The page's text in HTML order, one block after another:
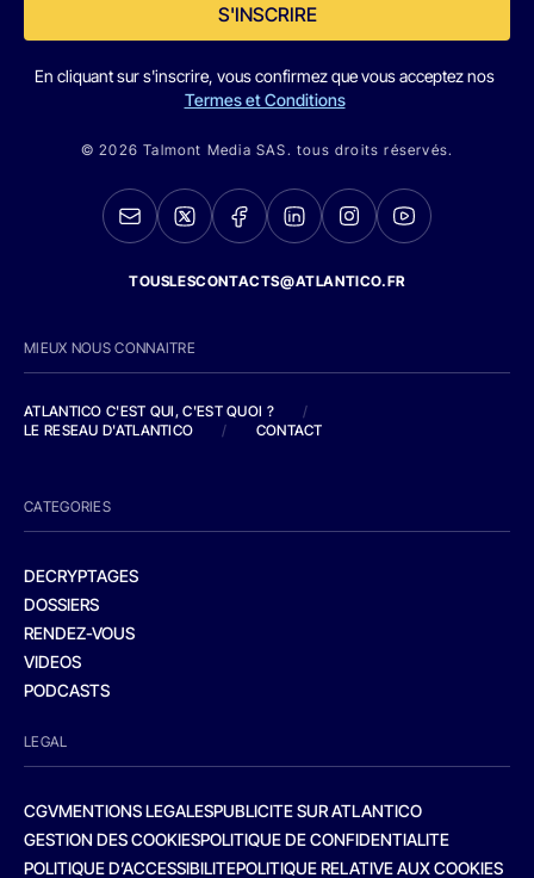
S'INSCRIRE
En cliquant sur s'inscrire, vous confirmez que vous acceptez nos
Termes et Conditions
© 2026 Talmont Media SAS. tous droits réservés.
TOUSLESCONTACTS@ATLANTICO.FR
MIEUX NOUS CONNAITRE
ATLANTICO C'EST QUI, C'EST QUOI ?
/
LE RESEAU D'ATLANTICO
/ CONTACT
CATEGORIES
DECRYPTAGES
DOSSIERS
RENDEZ-VOUS
VIDEOS
PODCASTS
LEGAL
CGVMENTIONS LEGALESPUBLICITE SUR ATLANTICO
GESTION DES COOKIESPOLITIQUE DE CONFIDENTIALITE
POLITIQUE D’ACCESSIBILITEPOLITIQUE RELATIVE AUX COOKIES